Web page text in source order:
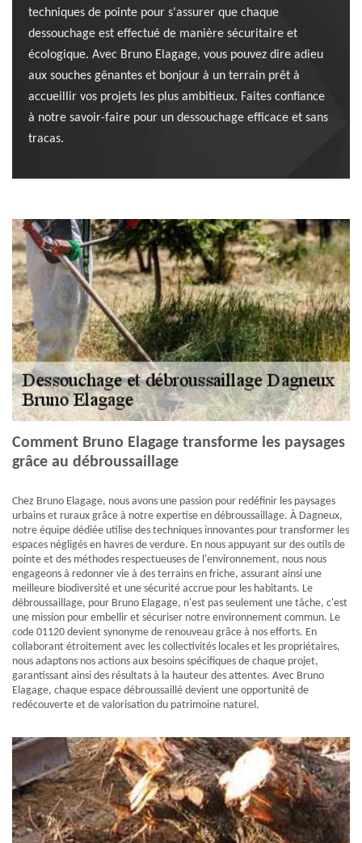
techniques de pointe pour s'assurer que chaque
dessouchage est effectué de manière sécuritaire et
écologique. Avec Bruno Elagage, vous pouvez dire adieu
aux souches gênantes et bonjour à un terrain prêt à
accueillir vos projets les plus ambitieux. Faites confiance
à notre savoir-faire pour un dessouchage efficace et sans
tracas.
Comment Bruno Elagage transforme les paysages
grâce au débroussaillage
Chez Bruno Elagage, nous avons une passion pour redéfinir les paysages
urbains et ruraux grâce à notre expertise en débroussaillage. À Dagneux,
notre équipe dédiée utilise des techniques innovantes pour transformer les
espaces négligés en havres de verdure. En nous appuyant sur des outils de
pointe et des méthodes respectueuses de l'environnement, nous nous
engageons à redonner vie à des terrains en friche, assurant ainsi une
meilleure biodiversité et une sécurité accrue pour les habitants. Le
débroussaillage, pour Bruno Elagage, n'est pas seulement une tâche, c'est
une mission pour embellir et sécuriser notre environnement commun. Le
code 01120 devient synonyme de renouveau grâce à nos efforts. En
collaborant étroitement avec les collectivités locales et les propriétaires,
nous adaptons nos actions aux besoins spécifiques de chaque projet,
garantissant ainsi des résultats à la hauteur des attentes. Avec Bruno
Elagage, chaque espace débroussaillé devient une opportunité de
redécouverte et de valorisation du patrimoine naturel.